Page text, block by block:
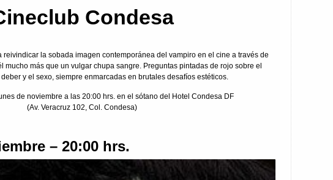
Condesa
la sobada imagen contemporánea del vampiro en el cine a través de
mucho más que un vulgar chupa sangre. Preguntas pintadas de rojo sobre el
y el sexo, siempre enmarcadas en brutales desafíos estéticos.
de noviembre a las 20:00 hrs. en el sótano del Hotel Condesa DF
(Av. Veracruz 102, Col. Condesa)
– 20:00 hrs.